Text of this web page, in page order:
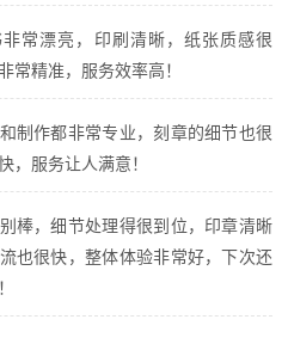
常漂亮，印刷清晰，纸张质感很
常精准，服务效率高！
制作都非常专业，刻章的细节也很
，服务让人满意！
棒，细节处理得很到位，印章清晰
也很快，整体体验非常好，下次还